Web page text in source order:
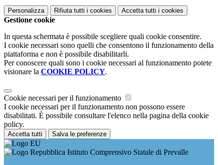
Personalizza Rifiuta tutti i cookies Accetta tutti i cookies
Gestione cookie
In questa schermata è possibile scegliere quali cookie consentire.
I cookie necessari sono quelli che consentono il funzionamento della
piattaforma e non è possibile disabilitarli.
Per conoscere quali sono i cookie necessari al funzionamento potete
visionare la COOKIE POLICY.
Cookie necessari per il funzionamento
I cookie necessari per il funzionamento non possono essere
disabilitati. È possibile consultare l'elenco nella pagina della cookie
policy.
Accetta tutti Salva le preferenze
Istituto Comprensivo Statale di Prevalle